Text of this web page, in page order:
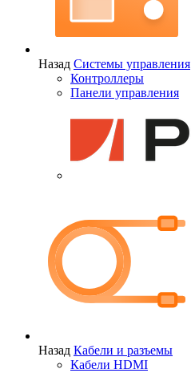
Назад Системы управления
Контроллеры
Панели управления
Назад Кабели и разъемы
Кабели HDMI